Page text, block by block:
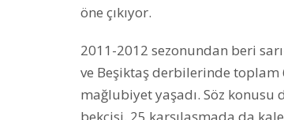
öne çıkıyor.
2011-2012 sezonundan beri
ve Beşiktaş derbilerinde
mağlubiyet yaşadı. Söz
bekçisi, 25 karşılaşmada da